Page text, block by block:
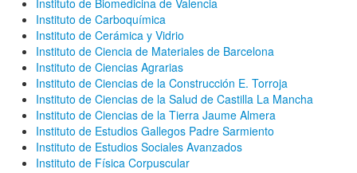
Instituto de Biomedicina de Valencia
Instituto de Carboquímica
Instituto de Cerámica y Vidrio
Instituto de Ciencia de Materiales de Barcelona
Instituto de Ciencias Agrarias
Instituto de Ciencias de la Construcción E. Torroja
Instituto de Ciencias de la Salud de Castilla La Mancha
Instituto de Ciencias de la Tierra Jaume Almera
Instituto de Estudios Gallegos Padre Sarmiento
Instituto de Estudios Sociales Avanzados
Instituto de Física Corpuscular